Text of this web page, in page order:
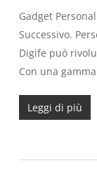
Gadget
Successivo.
Digife può
Con una
Leggi di più